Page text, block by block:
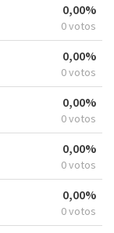
0,00%
0 votos
0,00%
0 votos
0,00%
0 votos
0,00%
0 votos
0,00%
0 votos